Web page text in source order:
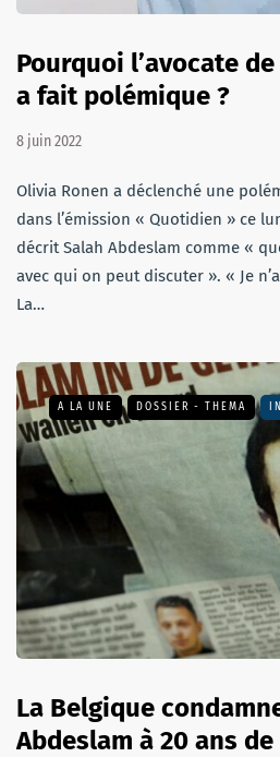
Pourquoi l’avocate
a fait polémique ?
8 juin 2022
Olivia Ronen a déclenché une
dans l’émission « Quotidien » ce
décrit Salah Abdeslam comme «
avec qui on peut discuter ». « Je
La…
A LA UNE DOSSIER - THEMA
La Belgique
Abdeslam à 20 ans